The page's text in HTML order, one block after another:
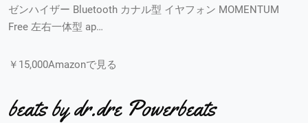
ゼンハイザー Bluetooth カナル型 イヤフォン MOMENTUM
Free 左右一体型 ap…
￥15,000Amazonで見る
beats by dr.dre Powerbeats